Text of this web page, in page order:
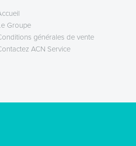
Groupe
générales de vente
ACN Service